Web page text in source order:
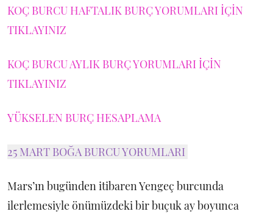
KOÇ BURCU HAFTALIK BURÇ YORUMLARI İÇİN
TIKLAYINIZ
KOÇ BURCU AYLIK BURÇ YORUMLARI İÇİN
TIKLAYINIZ
YÜKSELEN BURÇ HESAPLAMA
25 MART BOĞA BURCU YORUMLARI
Mars’ın bugünden itibaren Yengeç burcunda
ilerlemesiyle önümüzdeki bir buçuk ay boyunca